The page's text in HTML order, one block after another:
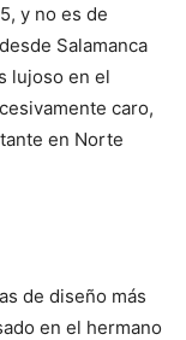
y no es de
Salamanca
lujoso en el
caro,
en Norte
de diseño más
en el hermano